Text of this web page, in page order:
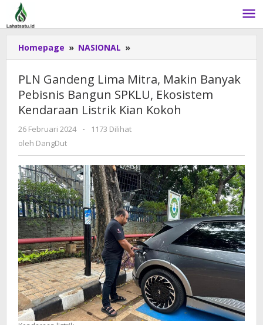
Lewati
konten
Homepage » NASIONAL »
Gandeng
Mitra,
Makin
Banyak
Ekosistem
Kendaraan
Listrik
Kian
Kokoh
PLN Gandeng Lima Mitra, Makin Banyak
Pebisnis Bangun SPKLU, Ekosistem
Kendaraan Listrik Kian Kokoh
26 Februari 2024
oleh
-
1173 Dilihat
oleh DangDut